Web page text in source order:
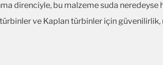
direnciyle, bu malzeme suda
ve Kaplan türbinler için